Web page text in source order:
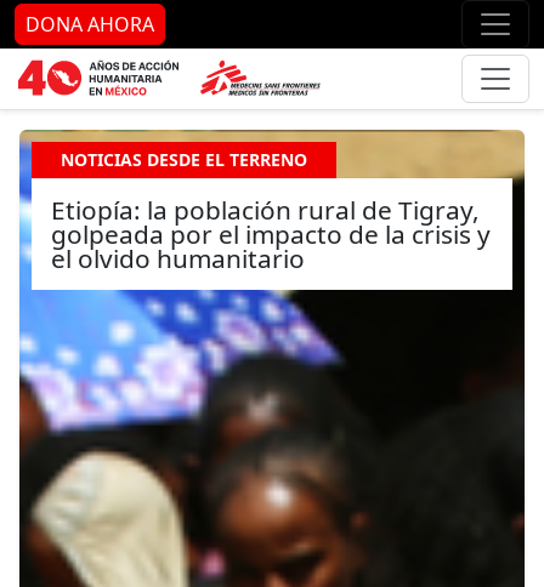
Ir al contenido principal Ir
DONA AHORA
NOTICIAS DESDE EL TERRENO
Etiopía: la población rural de Tigray,
golpeada por el impacto de la crisis y
el olvido humanitario